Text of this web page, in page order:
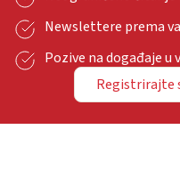
Newslettere prema
Pozive na događaje u
Registrirajte